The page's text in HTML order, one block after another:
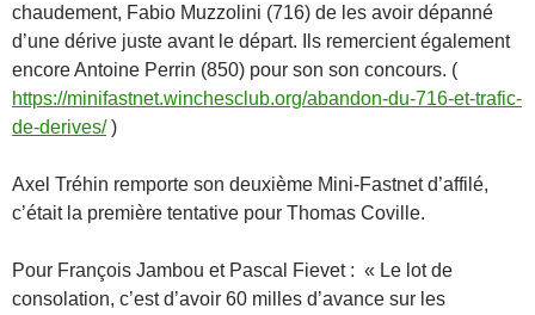
chaudement, Fabio Muzzolini (716) de les avoir dépanné
d’une dérive juste avant le départ. Ils remercient également
encore Antoine Perrin (850) pour son son concours. (
https://minifastnet.winchesclub.org/abandon-du-716-et-trafic-
de-derives/)
Axel Tréhin remporte son deuxième Mini-Fastnet d’affilé,
c’était la première tentative pour Thomas Coville.
Pour François Jambou et Pascal Fievet : « Le lot de
consolation, c’est d’avoir 60 milles d’avance sur les